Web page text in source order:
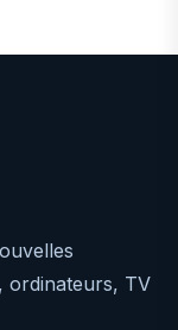
ordinateurs, TV